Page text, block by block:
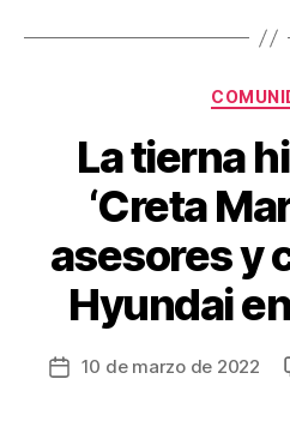
o
La tierna
‘Creta
asesores y
Hyundai
Fecha10 de marzo de 2022